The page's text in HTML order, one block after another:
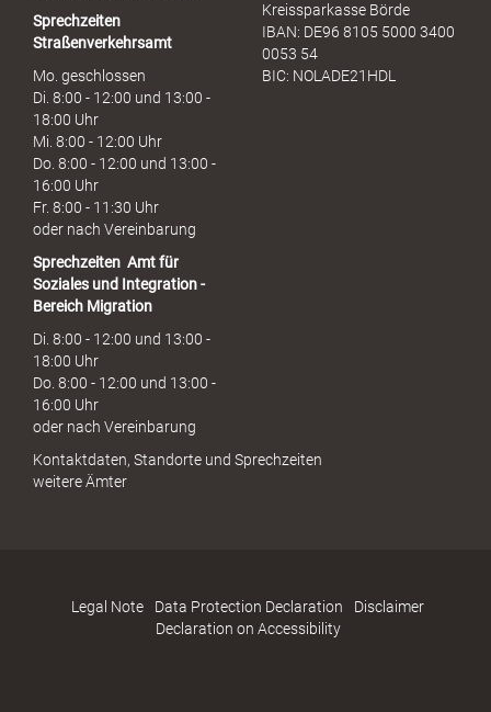
Sprechzeiten
Straßenverkehrsamt
Mo. geschlossen
Di. 8:00 - 12:00 und 13:00 -
18:00 Uhr
Mi. 8:00 - 12:00 Uhr
Do. 8:00 - 12:00 und 13:00 -
16:00 Uhr
Fr. 8:00 - 11:30 Uhr
oder nach Vereinbarung
Sprechzeiten Amt für
Soziales und Integration -
Bereich Migration
Di. 8:00 - 12:00 und 13:00 -
18:00 Uhr
Do. 8:00 - 12:00 und 13:00 -
16:00 Uhr
oder nach Vereinbarung
Kreissparkasse Börde
IBAN: DE96 8105 5000 3400
0053 54
BIC: NOLADE21HDL
Kontaktdaten, Standorte und Sprechzeiten
weitere Ämter
Legal Note Data Protection Declaration
Disclaimer
Declaration on Accessibility